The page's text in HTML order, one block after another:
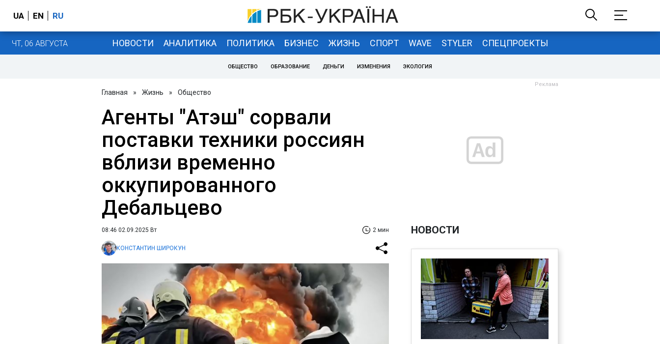
UA EN RU
ЧТ, 06 АВГУСТА НОВОСТИ АНАЛИТИКА ПОЛИТИКА БИЗНЕС ЖИЗНЬ СПОРТ WAVE STYLER СПЕЦПРОЕКТЫ
ОБЩЕСТВО ОБРАЗОВАНИЕ ДЕНЬГИ ИЗМЕНЕНИЯ ЭКОЛОГИЯ
Главная » Жизнь » Общество
Агенты "Атэш" сорвали
поставки техники россиян
вблизи временно
оккупированного
Дебальцево
08:46 02.09.2025 Вт 2 мин
КОНСТАНТИН ШИРОКУН
НОВОСТИ